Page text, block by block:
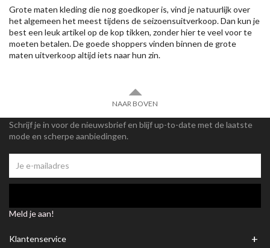
Grote maten kleding die nog goedkoper is, vind je natuurlijk over
het algemeen het meest tijdens de seizoensuitverkoop. Dan kun je
best een leuk artikel op de kop tikken, zonder hier te veel voor te
moeten betalen. De goede shoppers vinden binnen de grote
maten uitverkoop altijd iets naar hun zin.
NAAR BOVEN
Schrijf je in voor de nieuwsbrief en blijf up-to-date met de laatste
mode en scherpe aanbiedingen.
Meld je aan!
Klantenservice +